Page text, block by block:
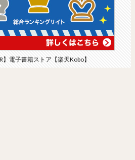
】電子書籍ストア【楽天Kobo】